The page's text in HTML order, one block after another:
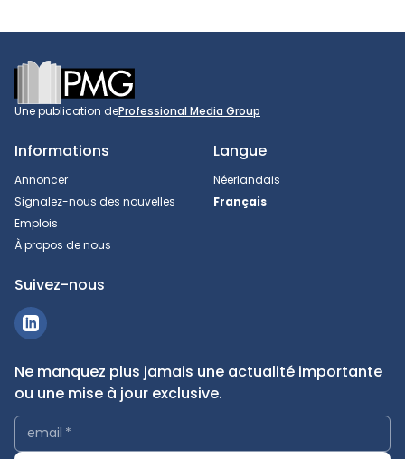
Footer
Une publication deProfessional Media Group
Informations
Annoncer
Signalez-nous des nouvelles
Emplois
À propos de nous
Langue
Néerlandais
Français
Suivez-nous
Ne manquez plus jamais une actualité importante
ou une mise à jour exclusive.
email *